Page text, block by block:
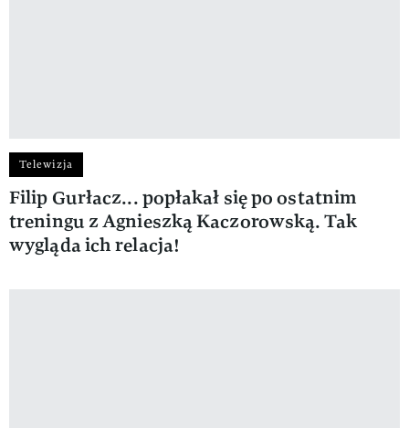
Telewizja
Filip Gurłacz... popłakał się po ostatnim
treningu z Agnieszką Kaczorowską. Tak
wygląda ich relacja!